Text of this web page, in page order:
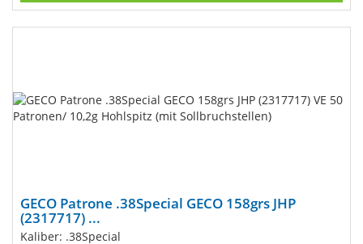
GECO Patrone .38Special GECO 158grs JHP
(2317717) ...
Kaliber: .38Special